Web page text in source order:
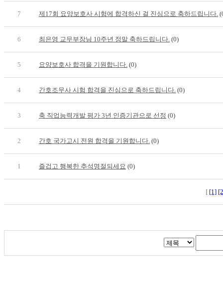
7 제17회 요양보호사 시험에 합격하신 걸 진심으로 축하드립니다.
6 최은영 교무부장님 10주년 정말 축하드립니다. (0)
5 요양보호사 합격을 기원합니다. (0)
4 간호조무사 시험 합격을 진심으로 축하드립니다. (0)
3 축 직업능력개발 평가 3년 인증기관으로 선정 (0)
2 간호 국가고시 전원 합격을 기원합니다. (0)
1 즐겁고 행복한 추석명절되세요 (0)
[ [1]